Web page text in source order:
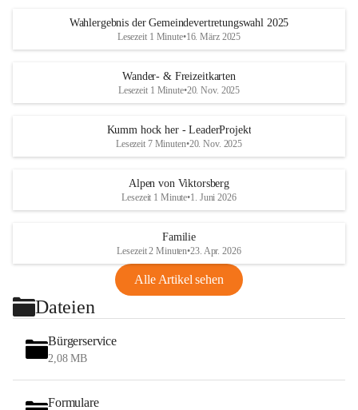
Wahlergebnis der Gemeindevertretungswahl 2025
Lesezeit 1 Minute•16. März 2025
Wander- & Freizeitkarten
Lesezeit 1 Minute•20. Nov. 2025
Kumm hock her - LeaderProjekt
Lesezeit 7 Minuten•20. Nov. 2025
Alpen von Viktorsberg
Lesezeit 1 Minute•1. Juni 2026
Familie
Lesezeit 2 Minuten•23. Apr. 2026
Alle Artikel sehen
Dateien
Bürgerservice
2,08 MB
Formulare